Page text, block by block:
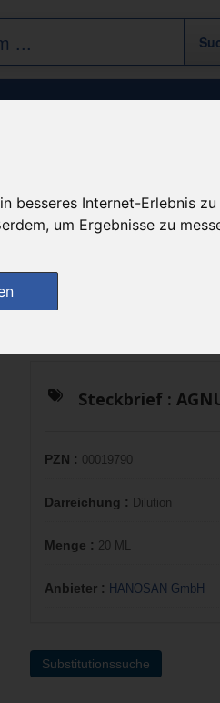
besseres Internet-Erlebnis
um Ergebnisse zu
Steckbrief :
PZN : 00019790
Darreichung : Dilution
Menge : 20 ML
Anbieter : HANOSAN GmbH
Substitutionssuche